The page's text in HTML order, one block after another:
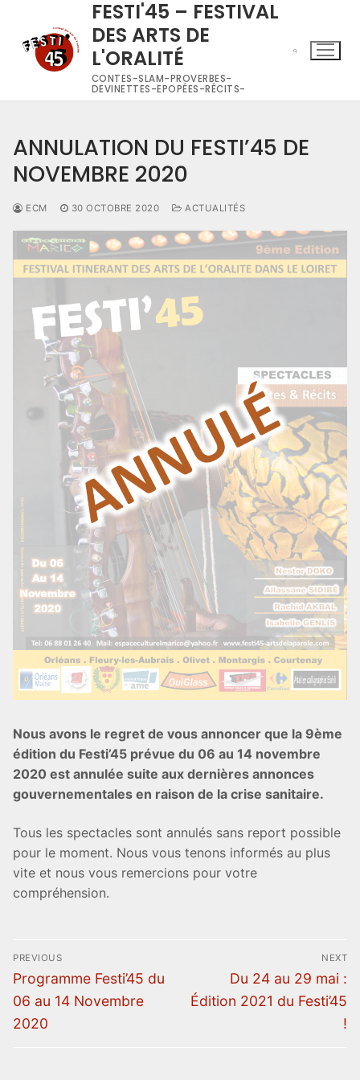
FESTI'45 – FESTIVAL
DES ARTS DE
L'ORALITÉ
CONTES-SLAM-PROVERBES-
DEVINETTES-EPOPÉES-RÉCITS-
ANNULATION DU FESTI’45 DE
NOVEMBRE 2020
ECM 30 OCTOBRE 2020 ACTUALITÉS
Nous avons le regret de vous annoncer que la 9ème
édition du Festi’45 prévue du 06 au 14 novembre
2020 est annulée suite aux dernières annonces
gouvernementales en raison de la crise sanitaire.
Tous les spectacles sont annulés sans report possible
pour le moment. Nous vous tenons informés au plus
vite et nous vous remercions pour votre
compréhension.
PREVIOUS
Programme Festi’45 du
06 au 14 Novembre
2020
NEXT
Du 24 au 29 mai :
Édition 2021 du Festi’45
!